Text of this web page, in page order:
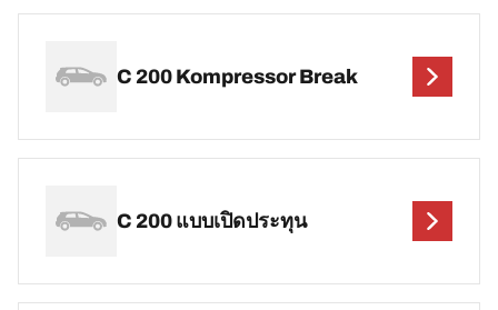
C 200 Kompressor Break
C 200 แบบเปิดประทุน